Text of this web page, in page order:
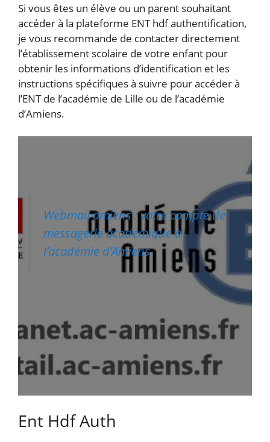
Si vous êtes un élève ou un parent souhaitant
accéder à la plateforme ENT hdf authentification,
je vous recommande de contacter directement
l’établissement scolaire de votre enfant pour
obtenir les informations d’identification et les
instructions spécifiques à suivre pour accéder à
l’ENT de l’académie de Lille ou de l’académie
d’Amiens.
Webmail amiens : votre compte de
messagerie académique à
l’académie d’Amiens
Ent Hdf Auth